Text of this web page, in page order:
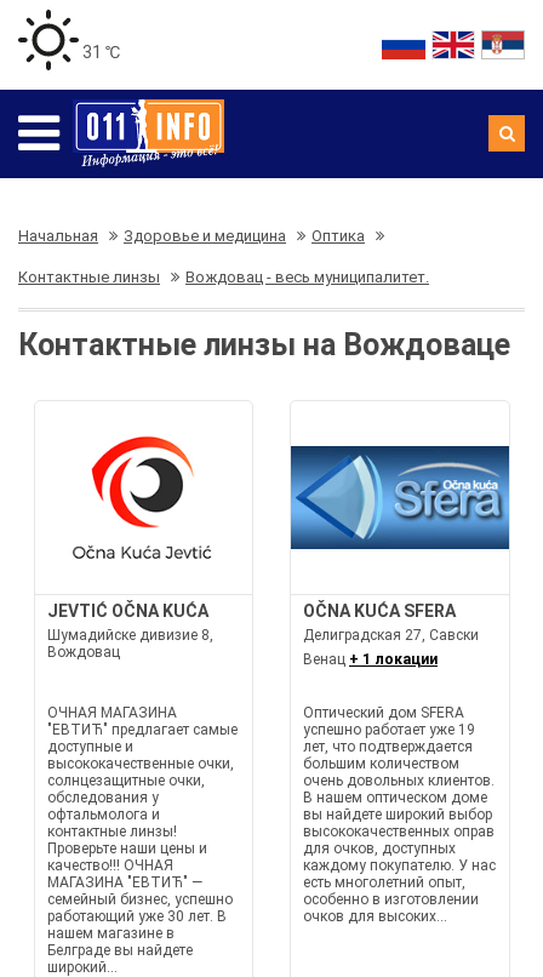
31 ℃
Начальная Здоровье и медицина Оптика
Контактные линзы Вождовац - весь муниципалитет.
Контактные линзы на Вождоваце
JEVTIĆ OČNA KUĆA
Шумадийске дивизие 8,
Вождовац
ОЧНАЯ МАГАЗИНА
"ЕВТИЋ" предлагает самые
доступные и
высококачественные очки,
солнцезащитные очки,
обследования у
офтальмолога и
контактные линзы!
Проверьте наши цены и
качество!!! ОЧНАЯ
МАГАЗИНА "ЕВТИЋ" —
семейный бизнес, успешно
работающий уже 30 лет. В
нашем магазине в
Белграде вы найдете
широкий...
OČNA KUĆA SFERA
Делиградская 27, Савски
Венац + 1 локации
Оптический дом SFERA
успешно работает уже 19
лет, что подтверждается
большим количеством
очень довольных клиентов.
В нашем оптическом доме
вы найдете широкий выбор
высококачественных оправ
для очков, доступных
каждому покупателю. У нас
есть многолетний опыт,
особенно в изготовлении
очков для высоких...